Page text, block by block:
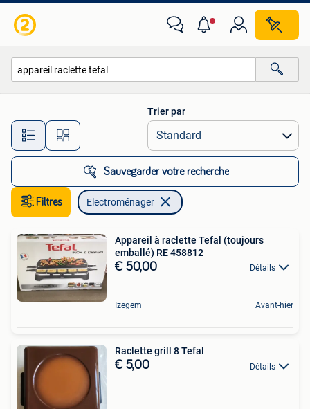
Toutes les distances…
Trier par
Sauvegarder votre recherche
Filtres Electroménager
Appareil à raclette Tefal (toujours
emballé) RE 458812
€ 50,00 Détails
Izegem Avant-hier
Raclette grill 8 Tefal
€ 5,00 Détails